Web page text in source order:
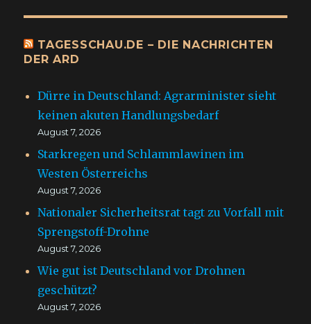
TAGESSCHAU.DE – DIE NACHRICHTEN
DER ARD
Dürre in Deutschland: Agrarminister sieht
keinen akuten Handlungsbedarf
August 7, 2026
Starkregen und Schlammlawinen im
Westen Österreichs
August 7, 2026
Nationaler Sicherheitsrat tagt zu Vorfall mit
Sprengstoff-Drohne
August 7, 2026
Wie gut ist Deutschland vor Drohnen
geschützt?
August 7, 2026